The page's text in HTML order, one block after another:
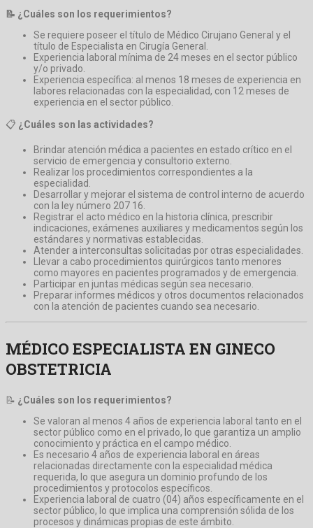
📝 ¿Cuáles son los requerimientos?
Se requiere poseer el título de Médico Cirujano General y el
título de Especialista en Cirugía General.
Experiencia laboral mínima de 24 meses en el sector público
y/o privado.
Experiencia específica: al menos 18 meses de experiencia en
labores relacionadas con la especialidad, con 12 meses de
experiencia en el sector público.
📋 ¿Cuáles son las actividades?
Brindar atención médica a pacientes en estado crítico en el
servicio de emergencia y consultorio externo.
Realizar los procedimientos correspondientes a la
especialidad.
Desarrollar y mejorar el sistema de control interno de acuerdo
con la ley número 207 16.
Registrar el acto médico en la historia clínica, prescribir
indicaciones, exámenes auxiliares y medicamentos según los
estándares y normativas establecidas.
Atender a interconsultas solicitadas por otras especialidades.
Llevar a cabo procedimientos quirúrgicos tanto menores
como mayores en pacientes programados y de emergencia.
Participar en juntas médicas según sea necesario.
Preparar informes médicos y otros documentos relacionados
con la atención de pacientes cuando sea necesario.
MÉDICO ESPECIALISTA EN GINECO
OBSTETRICIA
📝 ¿Cuáles son los requerimientos?
Se valoran al menos 4 años de experiencia laboral tanto en el
sector público como en el privado, lo que garantiza un amplio
conocimiento y práctica en el campo médico.
Es necesario 4 años de experiencia laboral en áreas
relacionadas directamente con la especialidad médica
requerida, lo que asegura un dominio profundo de los
procedimientos y protocolos específicos.
Experiencia laboral de cuatro (04) años específicamente en el
sector público, lo que implica una comprensión sólida de los
procesos y dinámicas propias de este ámbito.